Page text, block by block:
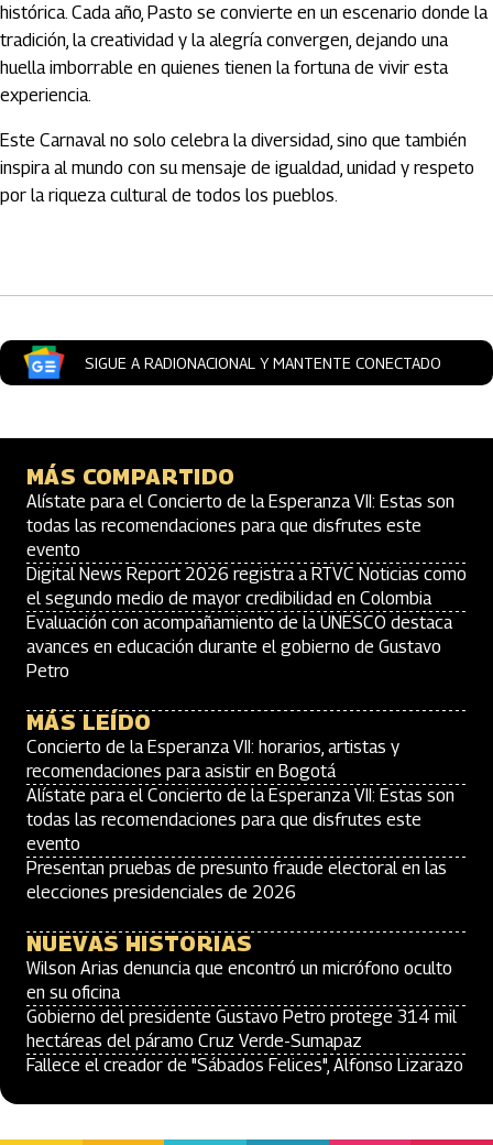
histórica. Cada año, Pasto se convierte en un escenario donde la
tradición, la creatividad y la alegría convergen, dejando una
huella imborrable en quienes tienen la fortuna de vivir esta
experiencia.
Este Carnaval no solo celebra la diversidad, sino que también
inspira al mundo con su mensaje de igualdad, unidad y respeto
por la riqueza cultural de todos los pueblos.
SIGUE A RADIONACIONAL Y MANTENTE CONECTADO
MÁS COMPARTIDO
Alístate para el Concierto de la Esperanza VII: Estas son
todas las recomendaciones para que disfrutes este
evento
Digital News Report 2026 registra a RTVC Noticias como
el segundo medio de mayor credibilidad en Colombia
Evaluación con acompañamiento de la UNESCO destaca
avances en educación durante el gobierno de Gustavo
Petro
MÁS LEÍDO
Concierto de la Esperanza VII: horarios, artistas y
recomendaciones para asistir en Bogotá
Alístate para el Concierto de la Esperanza VII: Estas son
todas las recomendaciones para que disfrutes este
evento
Presentan pruebas de presunto fraude electoral en las
elecciones presidenciales de 2026
NUEVAS HISTORIAS
Wilson Arias denuncia que encontró un micrófono oculto
en su oficina
Gobierno del presidente Gustavo Petro protege 314 mil
hectáreas del páramo Cruz Verde-Sumapaz
Fallece el creador de "Sábados Felices", Alfonso Lizarazo